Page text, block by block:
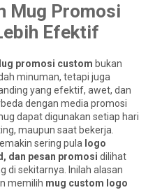
Mug Promosi
Efektif
promosi custom bukan
minuman, tetapi juga
yang efektif, awet, dan
dengan media promosi
dapat digunakan setiap hari
maupun saat bekerja.
sering pula logo
dan pesan promosi dilihat
di sekitarnya. Inilah alasan
memilih mug custom logo